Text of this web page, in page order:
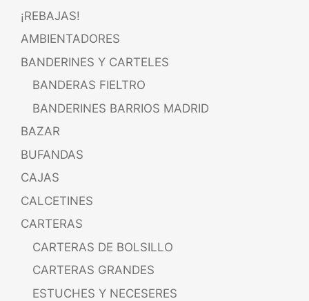
¡REBAJAS!
AMBIENTADORES
BANDERINES Y CARTELES
BANDERAS FIELTRO
BANDERINES BARRIOS MADRID
BAZAR
BUFANDAS
CAJAS
CALCETINES
CARTERAS
CARTERAS DE BOLSILLO
CARTERAS GRANDES
ESTUCHES Y NECESERES